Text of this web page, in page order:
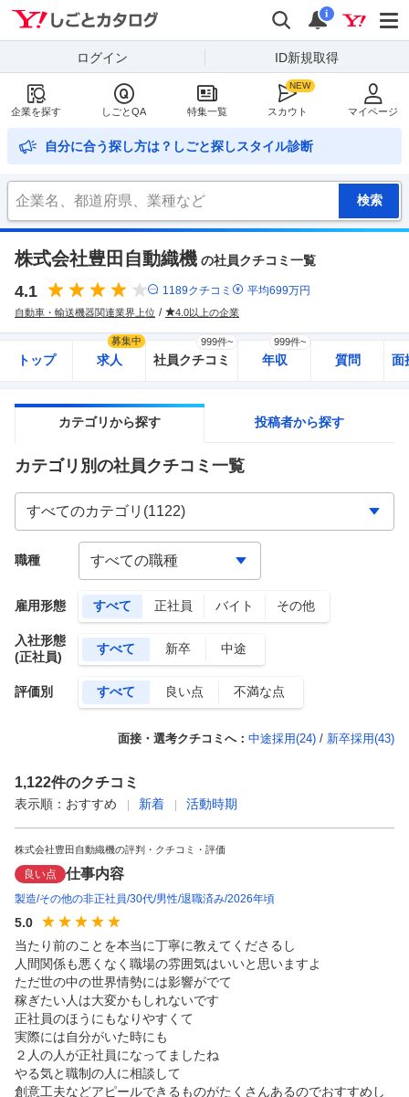
検索
通知
i
ログイン ID新規取得
企業を探す しごとQA 特集一覧 スカウト マイページ
自分に合う探し方は？しごと探しスタイル診断
株式会社豊田自動織機 の社員クチコミ一覧
4.1 1189クチコミ 平均699万円
自動車・輸送機器関連業界上位 4.0以上の企業
トップ 求人
募集中
社員クチコミ
999件~
年収
999件~
質問 面
カテゴリから探す 投稿者から探す
カテゴリ別の社員クチコミ一覧
雇用形態 すべて 正社員 バイト その他
入社形態
(正社員)
すべて 新卒 中途
評価別 すべて 良い点 不満な点
職種
面接・選考クチコミへ： 中途採用(24) / 新卒採用(43)
1,122件のクチコミ
表示順： おすすめ 新着 活動時期
株式会社豊田自動織機の評判・クチコミ・評価
良い点 仕事内容
製造 その他の非正社員 30代 男性 退職済み 2026年頃
5.0
当たり前のことを本当に丁寧に教えてくださるし
人間関係も悪くなく職場の雰囲気はいいと思いますよ
ただ世の中の世界情勢には影響がでて
稼ぎたい人は大変かもしれないです
正社員のほうにもなりやすくて
実際には自分がいた時にも
２人の人が正社員になってましたね
やる気と職制の人に相談して
創意工夫などアピールできるものがたくさんあるのでおすすめし